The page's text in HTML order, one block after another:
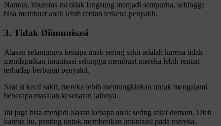
Namun, imunitas ini tidak langsung menjadi sempurna, sehingga
bisa membuat anak lebih rentan terkena penyakit.
3. Tidak Diimunisasi
Alasan selanjutnya kenapa anak sering sakit adalah karena tidak
mendapatkan imunisasi sehingga membuat mereka lebih rentan
terhadap berbagai penyakit.
Saat si kecil sakit, mereka lebih memungkinkan untuk mengalami
beberapa masalah kesehatan lainnya.
Ini juga bisa menjadi alasan kenapa anak sering sakit demam. Oleh
karena itu, penting untuk memberikan imunisasi pada mereka.